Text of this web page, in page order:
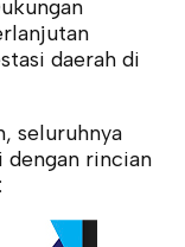
daerah di
seluruhnya
dengan rincian